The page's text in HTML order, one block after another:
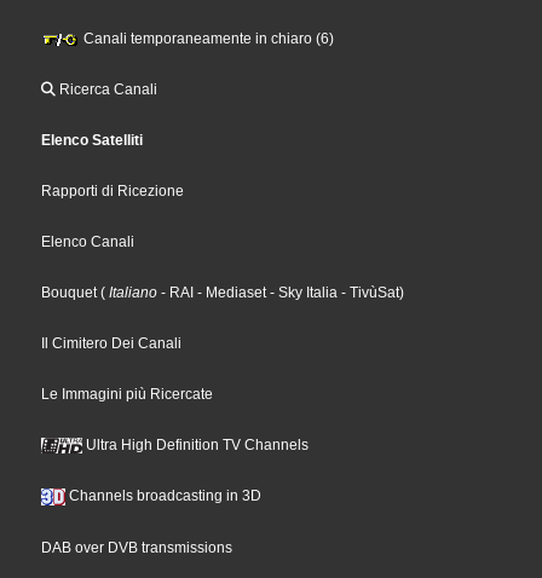
Canali temporaneamente in chiaro (6)
Ricerca Canali
Elenco Satelliti
Rapporti di Ricezione
Elenco Canali
Bouquet ( Italiano - RAI - Mediaset - Sky Italia - TivùSat)
Il Cimitero Dei Canali
Le Immagini più Ricercate
Ultra High Definition TV Channels
Channels broadcasting in 3D
DAB over DVB transmissions